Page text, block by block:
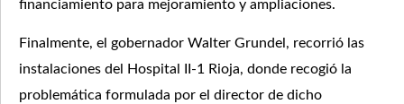
financiamiento para mejoramiento y ampliaciones.
Finalmente, el gobernador Walter Grundel, recorrió las
instalaciones del Hospital II-1 Rioja, donde recogió la
problemática formulada por el director de dicho